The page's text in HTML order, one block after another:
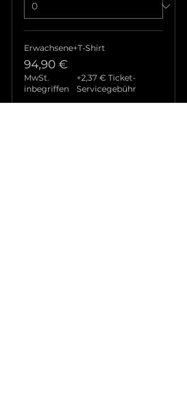
Erwachsene+T-Shirt
94,90 €
MwSt.
inbegriffen
+2,37 € Ticket-
Servicegebühr